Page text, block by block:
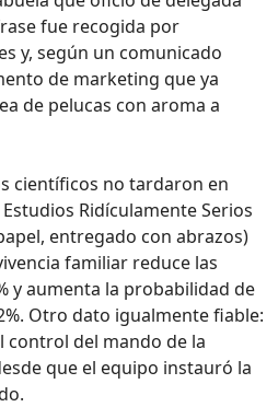
fue recogida por
y, según un comunicado
de marketing que ya
de pelucas con aroma a
científicos no tardaron en
Ridículamente Serios
entregado con abrazos)
familiar reduce las
y aumenta la probabilidad de
Otro dato igualmente fiable:
control del mando de la
que el equipo instauró la